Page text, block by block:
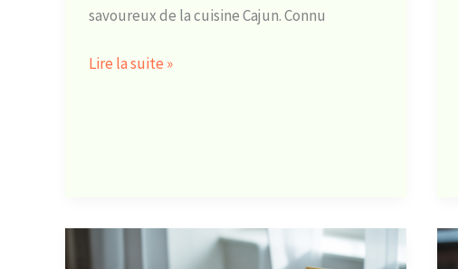
savoureux de la cuisine Cajun. Connu
Lire la suite »